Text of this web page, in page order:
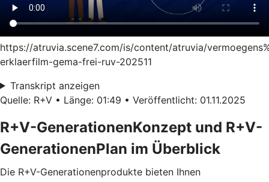
https://atruvia.scene7.com/is/content/atruvia/
erklaerfilm-gema-frei-ruv-202511
Transkript anzeigen
Quelle: R+V • Länge: 01:49 • Veröffentlicht: 01.11.2025
R+V-GenerationenKonzept und R+V-
GenerationenPlan im Überblick
Die R+V-Generationenprodukte bieten Ihnen